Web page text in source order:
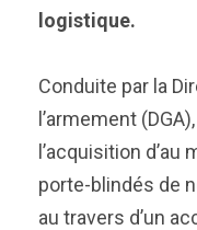
logistique.
Conduite par la
l’armement
l’acquisition
porte-blindés de
au travers d’un